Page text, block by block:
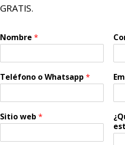
GRATIS.
Nombre *
Teléfono o Whatsapp *
Sitio web *